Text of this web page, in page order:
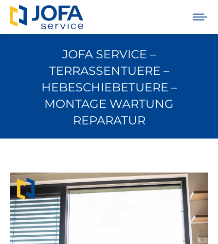
JOFA SERVICE –
TERRASSENTUERE –
HEBESCHIEBETUERE –
MONTAGE WARTUNG
REPARATUR